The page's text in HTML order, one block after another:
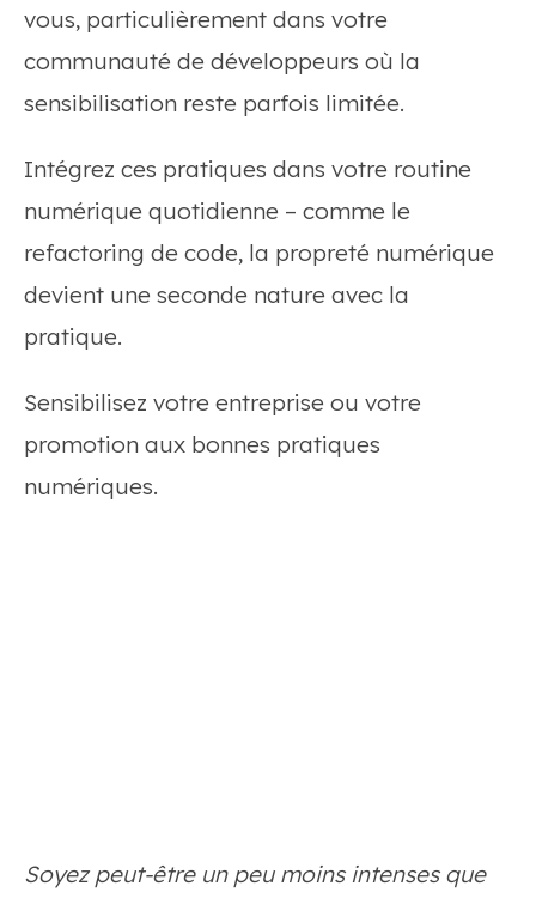
vous, particulièrement dans votre
communauté de développeurs où la
sensibilisation reste parfois limitée.
Intégrez ces pratiques dans votre routine
numérique quotidienne – comme le
refactoring de code, la propreté numérique
devient une seconde nature avec la
pratique.
Sensibilisez votre entreprise ou votre
promotion aux bonnes pratiques
numériques.
Soyez peut-être un peu moins intenses que